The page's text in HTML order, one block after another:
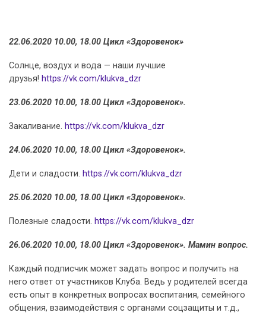
22.06.2020 10.00, 18.00 Цикл «Здоровенок»
Солнце, воздух и вода — наши лучшие
друзья! https://vk.com/klukva_dzr
23.06.2020 10.00, 18.00 Цикл «Здоровенок».
Закаливание. https://vk.com/klukva_dzr
24.06.2020 10.00, 18.00 Цикл «Здоровенок».
Дети и сладости. https://vk.com/klukva_dzr
25.06.2020 10.00, 18.00 Цикл «Здоровенок».
Полезные сладости. https://vk.com/klukva_dzr
26.06.2020 10.00, 18.00 Цикл «Здоровенок». Мамин вопрос.
Каждый подписчик может задать вопрос и получить на
него ответ от участников Клуба. Ведь у родителей всегда
есть опыт в конкретных вопросах воспитания, семейного
общения, взаимодействия с органами соцзащиты и т.д.,